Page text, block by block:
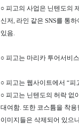
○ 피고의 사업은 닌텐도의
신저, 라인 같은 SNS를 통
있음.
○ 피고는 마리카 투어서비
○ 피고는 웹사이트에서 “피
○ 피고는 닌텐도의 허락 없
대여함. 또한 코스튬을 착
이미지들은 삭제되어 있으